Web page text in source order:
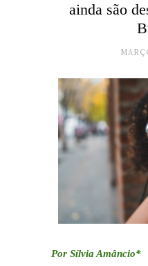
ainda são
Por Sílvia Amâncio*